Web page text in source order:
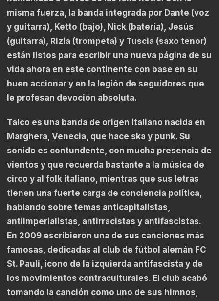
misma fuerza, la banda integrada por Dante (voz
y guitarra), Ketto (bajo), Nick (batería), Jesús
(guitarra), Rizia (trompeta) y Tuscia (saxo tenor)
están listos para escribir una nueva página de su
vida ahora en este continente con base en su
buen accionar y en la legión de seguidores que
le profesan devoción absoluta.
Talco es una banda de origen italiano nacida en
Marghera, Venecia, que hace ska y punk. Su
sonido es contundente, con mucha presencia de
vientos y que recuerda bastante a la música de
circo y al folk italiano, mientras que sus letras
tienen una fuerte carga de conciencia política,
hablando sobre temas anticapitalistas,
antiimperialistas, antirracistas y antifascistas.
En 2009 escribieron una de sus canciones más
famosas, dedicadas al club de fútbol alemán FC
St. Pauli, ícono de la izquierda antifascista y de
los movimientos contraculturales. El club acabó
tomando la canción como uno de sus himnos,